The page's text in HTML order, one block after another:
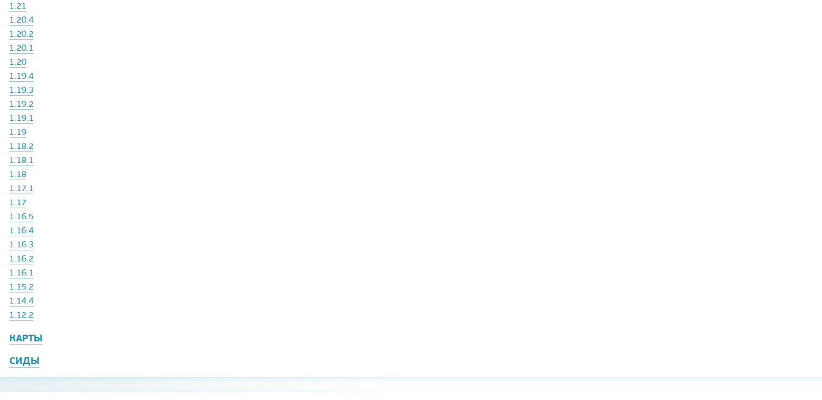
1.21
1.20.4
1.20.2
1.20.1
1.20
1.19.4
1.19.3
1.19.2
1.19.1
1.19
1.18.2
1.18.1
1.18
1.17.1
1.17
1.16.5
1.16.4
1.16.3
1.16.2
1.16.1
1.15.2
1.14.4
1.12.2
КАРТЫ
СИДЫ